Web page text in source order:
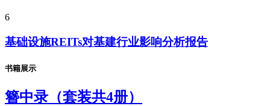
6
基础设施REITs对基建行业影响分析报告
书籍展示
簪中录（套装共4册）